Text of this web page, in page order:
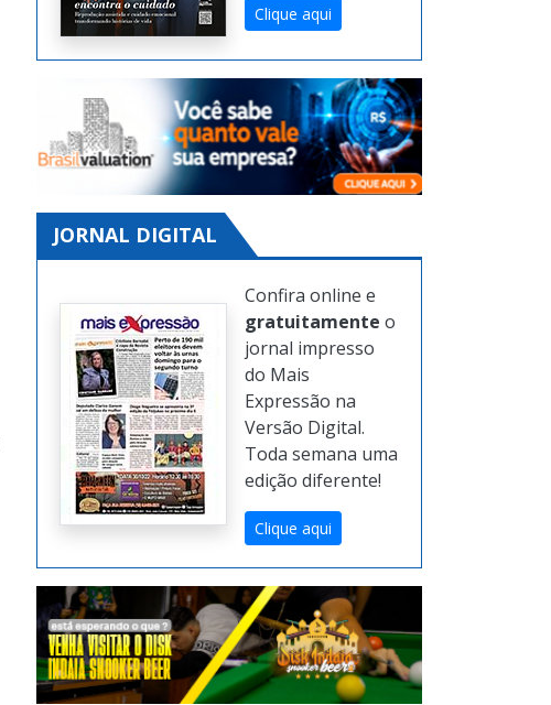
Clique aqui
JORNAL DIGITAL
Confira online e
gratuitamente o
jornal impresso
do Mais
Expressão na
Versão Digital.
Toda semana uma
edição diferente!
Clique aqui